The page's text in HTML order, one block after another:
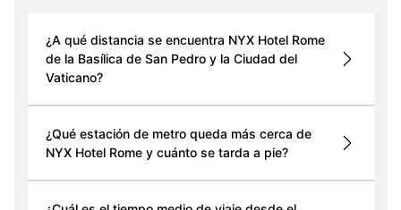
¿A qué distancia se encuentra NYX Hotel Rome
de la Basílica de San Pedro y la Ciudad del
Vaticano?
¿Qué estación de metro queda más cerca de
NYX Hotel Rome y cuánto se tarda a pie?